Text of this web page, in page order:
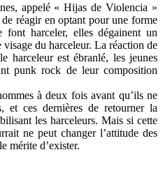
appelé « Hijas de Violencia »
réagir en optant pour une forme
font harceler, elles dégainent un
du harceleur. La réaction de
harceleur est ébranlé, les jeunes
punk rock de leur composition
à deux fois avant qu’ils ne
et ces dernières de retourner la
les harceleurs. Mais si cette
ne peut changer l’attitude des
mérite d’exister.